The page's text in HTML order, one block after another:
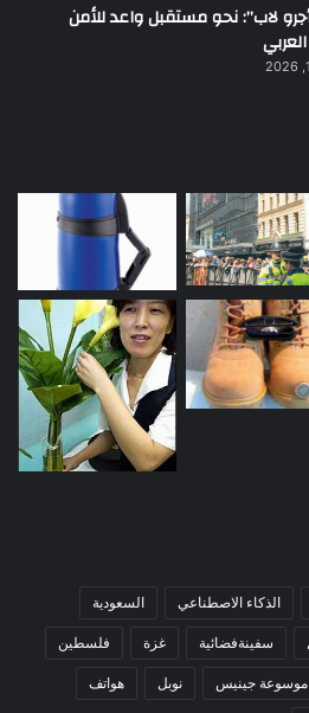
لاب”: نحو مستقبل واعد للأمن
الذكاء الاصطناعي السعودية
سفينةفضائية غزة فلسطين
موسوعة جينيس نوبل هواتف